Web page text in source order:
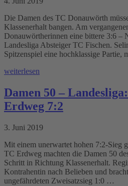
Die Damen des TC Donauwörth
Klassenerhalt bangen. Am
Donauwörtherinnen eine bittere 3:6 –
Landesliga Absteiger TC Fischen.
Spitzenspiel eine hochklassige Partie,
weiterlesen
Damen 50 –
Erdweg 7:2
3. Juni 2019
Mit einem unerwartet hohen 7:2-Sieg
TC Erdweg machten die Damen 50
Schritt in Richtung Klassenerhalt.
Kontrahentin nach Belieben und
ungefährdeten Zweisatzsieg 1:0 …